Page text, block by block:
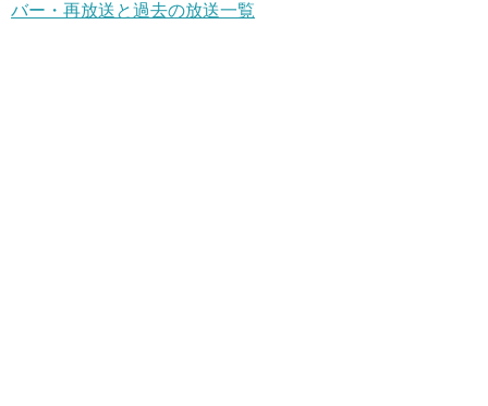
バー・再放送と過去の放送一覧